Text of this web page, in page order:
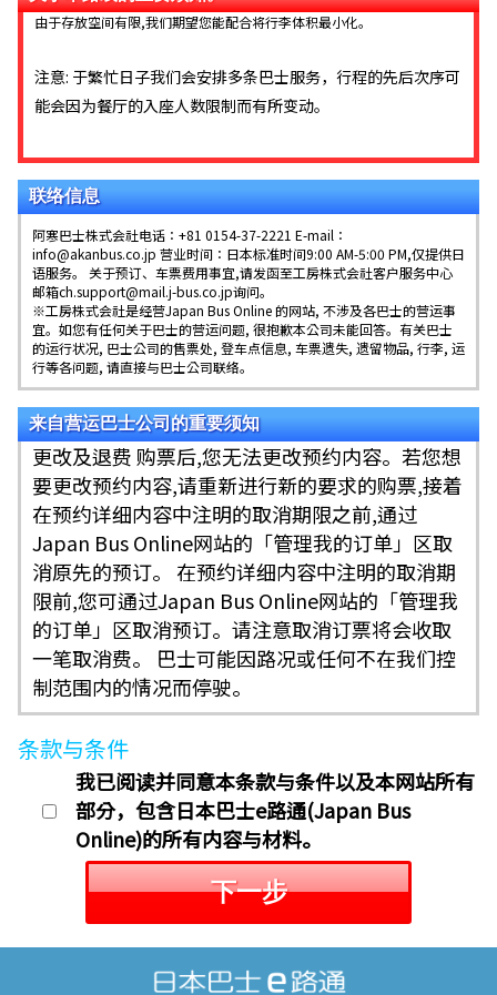
由于存放空间有限,我们期望您能配合将行李体积最小化。
注意: 于繁忙日子我们会安排多条巴士服务，行程的先后次序可
能会因为餐厅的入座人数限制而有所变动。
联络信息
阿寒巴士株式会社电话：+81 0154-37-2221 E-mail：
info@akanbus.co.jp 营业时间：日本标准时间9:00 AM-5:00 PM,仅提供日
语服务。 关于预订、车票费用事宜,请发函至工房株式会社客户服务中心
邮箱ch.support@mail.j-bus.co.jp询问。
※工房株式会社是经营Japan Bus Online 的网站, 不涉及各巴士的营运事
宜。如您有任何关于巴士的营运问题, 很抱歉本公司未能回答。有关巴士
的运行状况, 巴士公司的售票处, 登车点信息, 车票遗失, 遗留物品, 行李, 运
行等各问题, 请直接与巴士公司联络。
来自营运巴士公司的重要须知
更改及退费 购票后,您无法更改预约内容。若您想
要更改预约内容,请重新进行新的要求的购票,接着
在预约详细内容中注明的取消期限之前,通过
Japan Bus Online网站的「管理我的订单」区取
消原先的预订。 在预约详细内容中注明的取消期
限前,您可通过Japan Bus Online网站的「管理我
的订单」区取消预订。请注意取消订票将会收取
一笔取消费。 巴士可能因路况或任何不在我们控
制范围内的情况而停驶。
条款与条件
我已阅读并同意本条款与条件以及本网站所有
部分，包含日本巴士e路通(Japan Bus
Online)的所有内容与材料。
下一步